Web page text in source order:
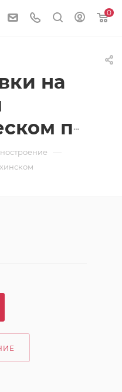
0
на
коксохимическом предприятии
—